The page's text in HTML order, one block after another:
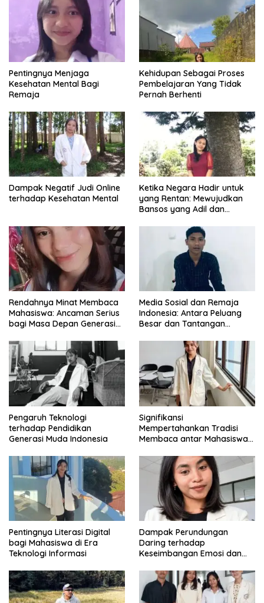
Pentingnya Menjaga
Kesehatan Mental Bagi
Remaja
Kehidupan Sebagai Proses
Pembelajaran Yang Tidak
Pernah Berhenti
Dampak Negatif Judi Online
terhadap Kesehatan Mental
Ketika Negara Hadir untuk
yang Rentan: Mewujudkan
Bansos yang Adil dan
Rendahnya Minat Membaca
Mahasiswa: Ancaman Serius
bagi Masa Depan Generasi
Media Sosial dan Remaja
Indonesia: Antara Peluang
Besar dan Tantangan
Pengaruh Teknologi
terhadap Pendidikan
Generasi Muda Indonesia
Signifikansi
Mempertahankan Tradisi
Membaca antar Mahasiswa
Pentingnya Literasi Digital
bagi Mahasiswa di Era
Teknologi Informasi
Dampak Perundungan
Daring terhadap
Keseimbangan Emosi dan